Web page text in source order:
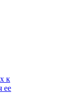
к
ее